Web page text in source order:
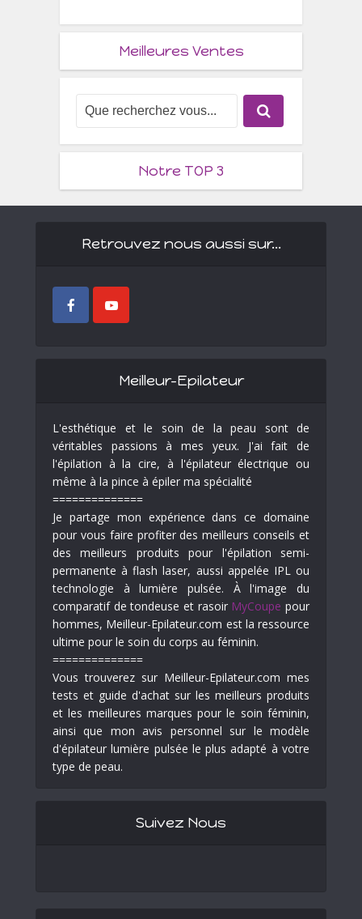
Meilleures Ventes
Notre TOP 3
Retrouvez nous aussi sur…
Meilleur-Epilateur
L'esthétique et le soin de la peau sont de
véritables passions à mes yeux. J'ai fait de
l'épilation à la cire, à l'épilateur électrique ou
même à la pince à épiler ma spécialité
==============
Je partage mon expérience dans ce domaine
pour vous faire profiter des meilleurs conseils et
des meilleurs produits pour l'épilation semi-
permanente à flash laser, aussi appelée IPL ou
technologie à lumière pulsée. À l'image du
comparatif de tondeuse et rasoir MyCoupe pour
hommes, Meilleur-Epilateur.com est la ressource
ultime pour le soin du corps au féminin.
==============
Vous trouverez sur Meilleur-Epilateur.com mes
tests et guide d'achat sur les meilleurs produits
et les meilleures marques pour le soin féminin,
ainsi que mon avis personnel sur le modèle
d'épilateur lumière pulsée le plus adapté à votre
type de peau.
Suivez Nous